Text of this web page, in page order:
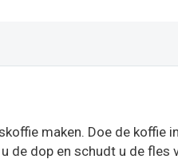
maken. Doe de
de dop en schudt u de